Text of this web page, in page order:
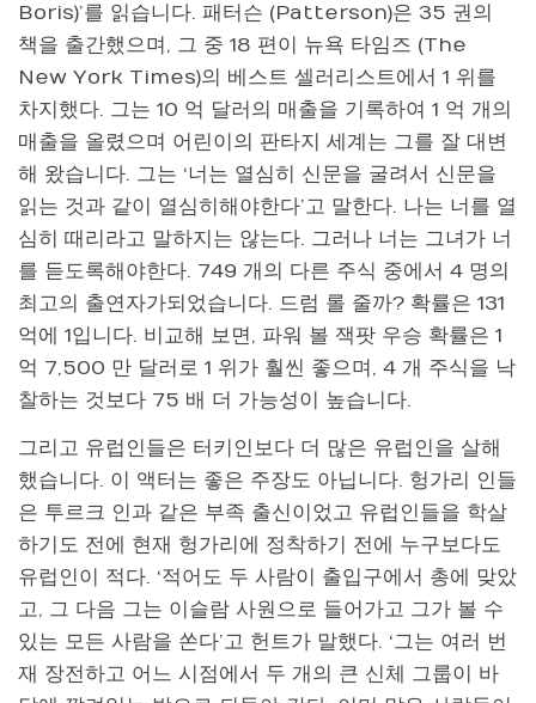
Boris)’를 읽습니다. 패터슨 (Patterson)은 35 권의
책을 출간했으며, 그 중 18 편이 뉴욕 타임즈 (The
New York Times)의 베스트 셀러리스트에서 1 위를
차지했다. 그는 10 억 달러의 매출을 기록하여 1 억 개의
매출을 올렸으며 어린이의 판타지 세계는 그를 잘 대변
해 왔습니다. 그는 ‘너는 열심히 신문을 굴려서 신문을
읽는 것과 같이 열심히해야한다’고 말한다. 나는 너를 열
심히 때리라고 말하지는 않는다. 그러나 너는 그녀가 너
를 듣도록해야한다. 749 개의 다른 주식 중에서 4 명의
최고의 출연자가되었습니다. 드럼 롤 줄까? 확률은 131
억에 1입니다. 비교해 보면, 파워 볼 잭팟 우승 확률은 1
억 7,500 만 달러로 1 위가 훨씬 좋으며, 4 개 주식을 낙
찰하는 것보다 75 배 더 가능성이 높습니다.
그리고 유럽인들은 터키인보다 더 많은 유럽인을 살해
했습니다. 이 액터는 좋은 주장도 아닙니다. 헝가리 인들
은 투르크 인과 같은 부족 출신이었고 유럽인들을 학살
하기도 전에 현재 헝가리에 정착하기 전에 누구보다도
유럽인이 적다. ‘적어도 두 사람이 출입구에서 총에 맞았
고, 그 다음 그는 이슬람 사원으로 들어가고 그가 볼 수
있는 모든 사람을 쏜다’고 헌트가 말했다. ‘그는 여러 번
재 장전하고 어느 시점에서 두 개의 큰 신체 그룹이 바